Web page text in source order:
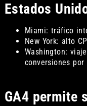
Estados
Miami: tráfico
New York: alto
Washington:
conversiones
GA4 permite